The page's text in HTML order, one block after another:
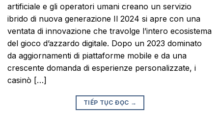
artificiale e gli operatori umani creano un servizio
ibrido di nuova generazione Il 2024 si apre con una
ventata di innovazione che travolge l’intero ecosistema
del gioco d’azzardo digitale. Dopo un 2023 dominato
da aggiornamenti di piattaforme mobile e da una
crescente domanda di esperienze personalizzate, i
casinò […]
TIẾP TỤC ĐỌC →